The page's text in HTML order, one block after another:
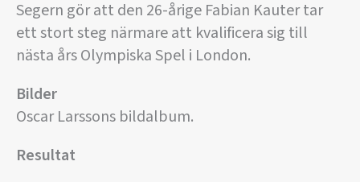
Segern gör att den 26-årige Fabian Kauter tar
ett stort steg närmare att kvalificera sig till
nästa års Olympiska Spel i London.
Bilder
Oscar Larssons bildalbum.
Resultat